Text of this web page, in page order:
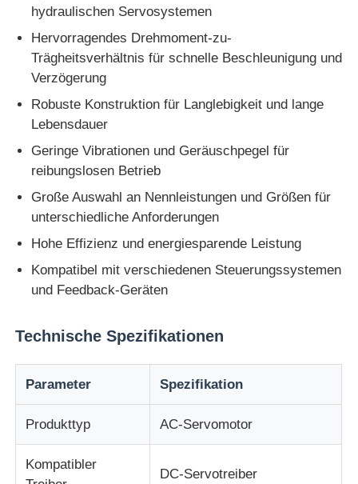
Startseite
Produkte
Über uns
Fabrik Tour
Qualitätskontrolle
Kontakt
Speicherprogrammierbare Steuerung
SPS -Controller
hydraulischen Servosystemen
Hervorragendes Drehmoment-zu-
Trägheitsverhältnis für schnelle Beschleunigung und
Verzögerung
Robuste Konstruktion für Langlebigkeit und lange
Lebensdauer
Geringe Vibrationen und Geräuschpegel für
reibungslosen Betrieb
Große Auswahl an Nennleistungen und Größen für
unterschiedliche Anforderungen
Hohe Effizienz und energiesparende Leistung
Kompatibel mit verschiedenen Steuerungssystemen
und Feedback-Geräten
Technische Spezifikationen
Parameter Spezifikation
Produkttyp AC-Servomotor
Kompatibler
DC-Servotreiber